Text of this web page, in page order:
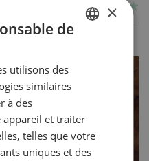
×
de
utilisons des
similaires
à des
et traiter
telles que votre
uniques et des